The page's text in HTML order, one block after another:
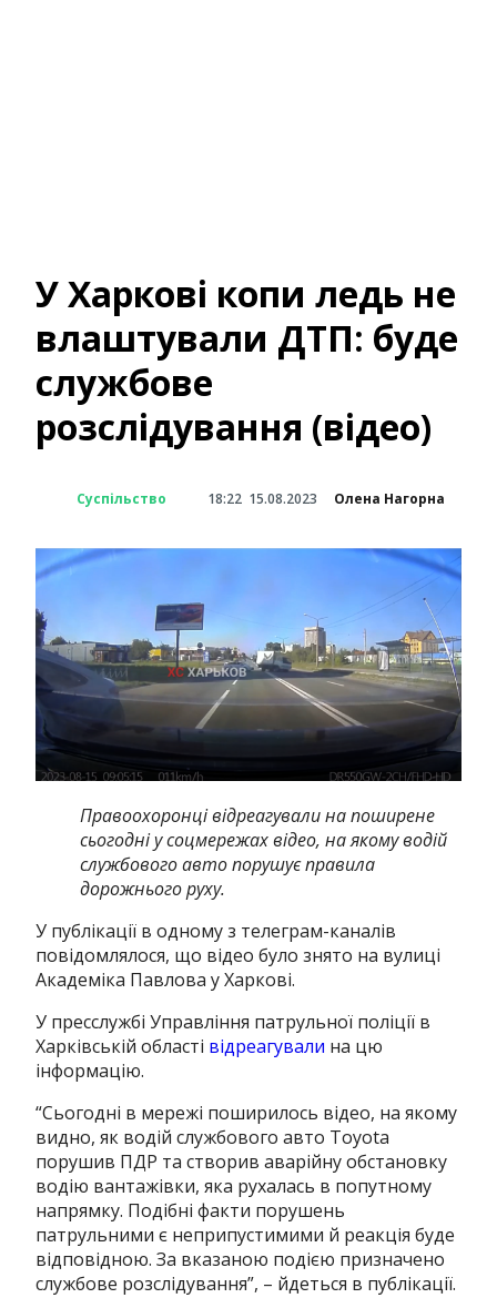
У Харкові копи ледь не
влаштували ДТП: буде
службове
розслідування (відео)
Суспільство 18:22 15.08.2023 Олена Нагорна
Правоохоронці відреагували на поширене
сьогодні у соцмережах відео, на якому водій
службового авто порушує правила
дорожнього руху.
У публікації в одному з телеграм-каналів
повідомлялося, що відео було знято на вулиці
Академіка Павлова у Харкові.
У пресслужбі Управління патрульної поліції в
Харківській області відреагували на цю
інформацію.
“Сьогодні в мережі поширилось відео, на якому
видно, як водій службового авто Toyota
порушив ПДР та створив аварійну обстановку
водію вантажівки, яка рухалась в попутному
напрямку. Подібні факти порушень
патрульними є неприпустимими й реакція буде
відповідною. За вказаною подією призначено
службове розслідування”, – йдеться в публікації.